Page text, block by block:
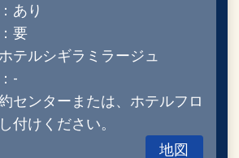
あり
要
テルシギラミラージュ
-
センターまたは、ホテルフロ
付けください。
地図